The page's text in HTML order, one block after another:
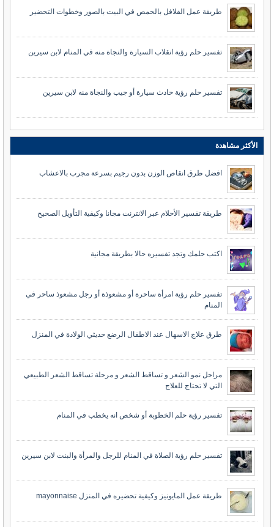
طريقة عمل الفلافل بالحمص في البيت بالصور وخطوات التحضير
تفسير حلم رؤية انقلاب السيارة والنجاة منه في المنام لابن سيرين
تفسير حلم رؤية حادث سيارة أو جيب والنجاة منه لابن سيرين
الأكثر مشاهدة
افضل طرق انقاص الوزن بدون رجيم بسرعة مجرب بالاعشاب
طريقة تفسير الأحلام عبر الانترنت مجانا وكيفية التأويل الصحيح
اكتب حلمك وتجد تفسيره حالا بطريقة مجانية
تفسير حلم رؤية امرأة ساحرة أو مشعوذة أو رجل مشعوذ ساحر في
المنام
طرق علاج الاسهال عند الاطفال الرضع حديثي الولادة في المنزل
مراحل نمو الشعر و تساقط الشعر و مرحلة تساقط الشعر الطبيعي
التي لا تحتاج للعلاج
تفسير رؤية حلم الخطوبة أو شخص انه يخطب في المنام
تفسير حلم رؤية الصلاة في المنام للرجل والمرأة والبنت لابن سيرين
طريقة عمل المايونيز وكيفية تحضيره في المنزل mayonnaise